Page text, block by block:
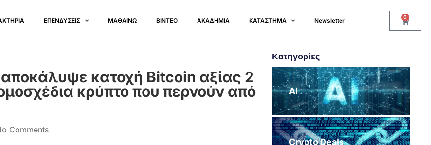
ΕΠΕΝΔΥΣΕΙΣ ΜΑΘΑΙΝΩ ΒΙΝΤΕΟ ΑΚΑΔΗΜΙΑ ΚΑΤΑΣΤΗΜΑ Newsletter 0
κατοχή Bitcoin αξίας 2
κρύπτο που περνούν από
Comments
Κατηγορίες
AI
Crypto Deals